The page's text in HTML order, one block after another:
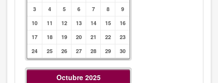
3
4 5 6 7 8
9
10
11 12 13 14 15
16
17
18 19 20 21 22
23
24
25 26 27 28 29 30
Octubre 2025